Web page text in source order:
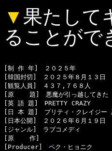
▼ 果たして
ることがで
[制 作 年]　２０２５年
[韓国封切]　２０２５年８月１３日
[観覧人員]　４３７,７６８人
[原    題]　悪魔が引っ越してきた
[英 語 題]　PRETTY CRAZY
[日 本 題]　プリティ・クレイジー
[日本公開]　２０２６年６月１９日
[ジャンル]　ラブコメディ
[原    作]
[Producer]　ペク・ヒョニク